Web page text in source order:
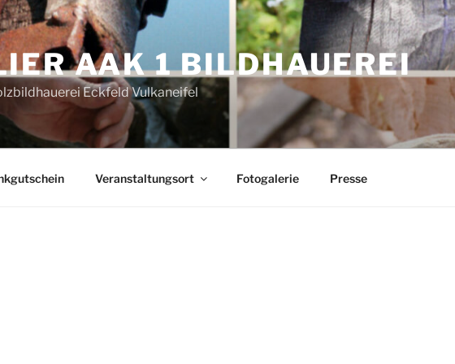
AAK 1 BILDHAUEREI
Eckfeld Vulkaneifel
Veranstaltungsort Fotogalerie Presse